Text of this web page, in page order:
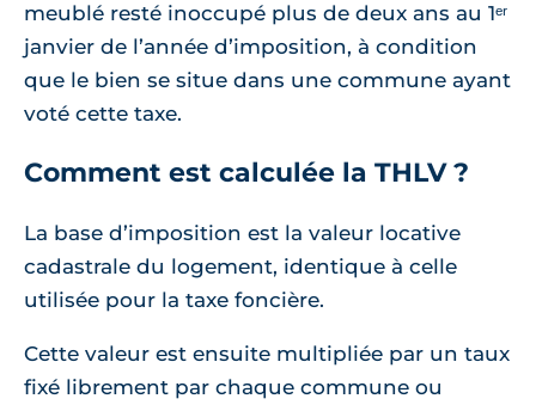
meublé resté inoccupé plus de deux ans au 1ᵉʳ
janvier de l’année d’imposition, à condition
que le bien se situe dans une commune ayant
voté cette taxe.
Comment est calculée la THLV ?
La base d’imposition est la valeur locative
cadastrale du logement, identique à celle
utilisée pour la taxe foncière.
Cette valeur est ensuite multipliée par un taux
fixé librement par chaque commune ou